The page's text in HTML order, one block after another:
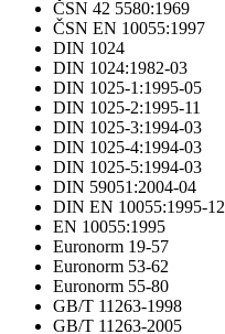
ČSN 42 5580:1969
ČSN EN 10055:1997
DIN 1024
DIN 1024:1982-03
DIN 1025-1:1995-05
DIN 1025-2:1995-11
DIN 1025-3:1994-03
DIN 1025-4:1994-03
DIN 1025-5:1994-03
DIN 59051:2004-04
DIN EN 10055:1995-12
EN 10055:1995
Euronorm 19-57
Euronorm 53-62
Euronorm 55-80
GB/T 11263-1998
GB/T 11263-2005